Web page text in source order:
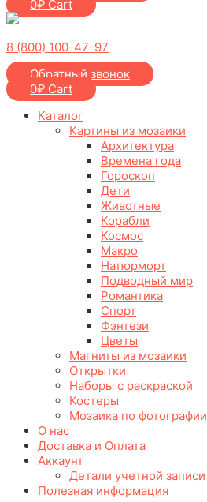
0₽ Cart
8 (800) 100-47-97
Обратный звонок
0₽ Cart
Каталог
Картины из мозаики
Архитектура
Времена года
Гороскоп
Дети
Животные
Корабли
Космос
Макро
Натюрморт
Подводный мир
Романтика
Спорт
Фэнтези
Цветы
Магниты из мозаики
Открытки
Наборы с раскраской
Костеры
Мозаика по фотографии
О нас
Доставка и Оплата
Аккаунт
Детали учетной записи
Полезная информация